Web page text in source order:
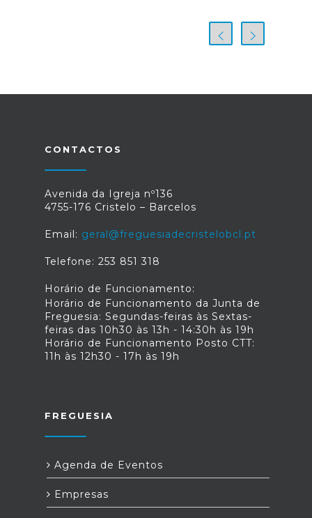
CONTACTOS
Avenida da Igreja nº136
4755-176 Cristelo – Barcelos
Email: geral@freguesiadecristelobcl.pt
Telefone: 253 851 318
Horário de Funcionamento:
Horário de Funcionamento da Junta de
Freguesia: Segundas-feiras às Sextas-
feiras das 10h30 às 13h - 14:30h às 19h
Horário de Funcionamento Posto CTT:
11h às 12h30 - 17h às 19h
FREGUESIA
Agenda de Eventos
Empresas